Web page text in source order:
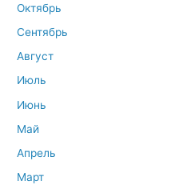
Октябрь
Сентябрь
Август
Июль
Июнь
Май
Апрель
Март